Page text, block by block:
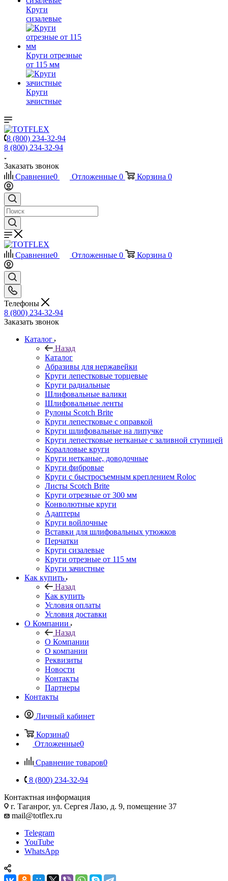
Круги
сизалевые
Круги отрезные
от 115 мм
Круги
зачистные
8 (800) 234-32-94
8 (800) 234-32-94
Заказать звонок
Сравнение0 Отложенные 0 Корзина 0
Сравнение0 Отложенные 0 Корзина 0
Телефоны
8 (800) 234-32-94
Заказать звонок
Каталог
Назад
Каталог
Абразивы для нержавейки
Круги лепестковые торцевые
Круги радиальные
Шлифовальные валики
Шлифовальные ленты
Рулоны Scotch Brite
Круги лепестковые с оправкой
Круги шлифовальные на липучке
Круги лепестковые нетканые с заливной ступицей
Коралловые круги
Круги нетканые, доводочные
Круги фибровые
Круги с быстросъемным креплением Roloc
Листы Scotch Brite
Круги отрезные от 300 мм
Конволютные круги
Адаптеры
Круги войлочные
Вставки для шлифовальных утюжков
Перчатки
Круги сизалевые
Круги отрезные от 115 мм
Круги зачистные
Как купить
Назад
Как купить
Условия оплаты
Условия доставки
О Компании
Назад
О Компании
О компании
Реквизиты
Новости
Контакты
Партнеры
Контакты
Личный кабинет
Корзина0
Отложенные0
Сравнение товаров0
8 (800) 234-32-94
Контактная информация
г. Таганрог, ул. Сергея Лазо, д. 9, помещение 37
mail@totflex.ru
Telegram
YouTube
WhatsApp